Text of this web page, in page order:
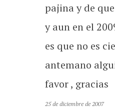
pajina y de
y aun en el
es que no es
antemano
favor , gracias
25 de diciembre de 2007